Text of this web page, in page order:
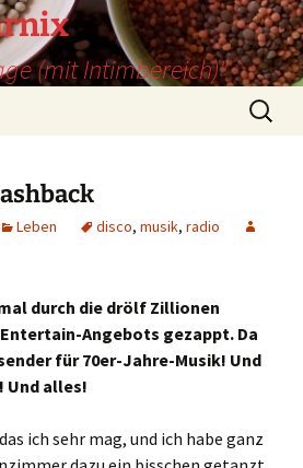
(mit Intimbereich)"
Suchen
nach:
Leben disco, musik, radio
durch die drölf Zillionen
Angebots gezappt. Da
für 70er-Jahre-Musik! Und
Und alles!
ich sehr mag, und ich habe ganz